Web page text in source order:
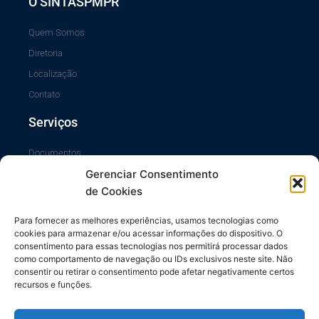
Gerenciar Consentimento
de Cookies
Para fornecer as melhores experiências, usamos tecnologias como
cookies para armazenar e/ou acessar informações do dispositivo. O
consentimento para essas tecnologias nos permitirá processar dados
como comportamento de navegação ou IDs exclusivos neste site. Não
consentir ou retirar o consentimento pode afetar negativamente certos
recursos e funções.
Quem Somos
Diretoria
Localização
Contato
Serviços
Documentos
Portal da Transparência
Sistema SiscCG
Área do Sócio
Links Úteis
Repasses ao Município